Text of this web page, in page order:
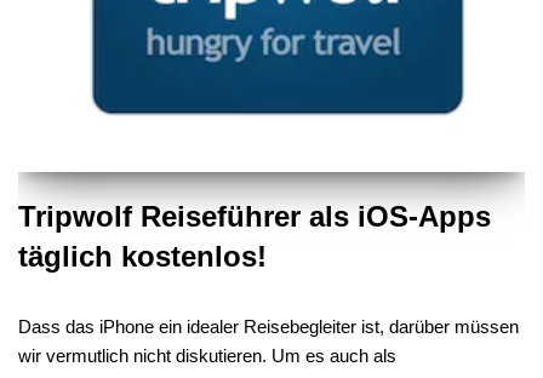
Tripwolf Reiseführer als iOS-Apps
täglich kostenlos!
Dass das iPhone ein idealer Reisebegleiter ist, darüber müssen
wir vermutlich nicht diskutieren. Um es auch als